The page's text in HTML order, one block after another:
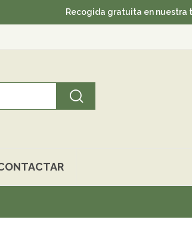
Recogida gratuita en nuestra tienda